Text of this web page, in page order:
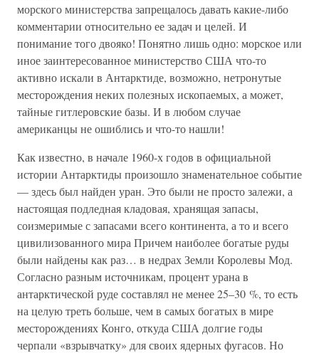
морского министерства запрещалось давать какие-либо
комментарии относительно ее задач и целей. И
понимание того двояко! Понятно лишь одно: морское или
иное заинтересованное министерство США что-то
активно искали в Антарктиде, возможно, нетронутые
месторождения неких полезных ископаемых, а может,
тайные гитлеровские базы. И в любом случае
американцы не ошиблись и что-то нашли!
Как известно, в начале 1960-х годов в официальной
истории Антарктиды произошло знаменательное событие
— здесь был найден уран. Это были не просто залежи, а
настоящая подледная кладовая, хранящая запасы,
соизмеримые с запасами всего континента, а то и всего
цивилизованного мира Причем наиболее богатые руды
были найдены как раз… в недрах Земли Королевы Мод.
Согласно разным источникам, процент урана в
антарктической руде составлял не менее 25–30 %, то есть
на целую треть больше, чем в самых богатых в мире
месторождениях Конго, откуда США долгие годы
черпали «взрывчатку» для своих ядерных фугасов. Но